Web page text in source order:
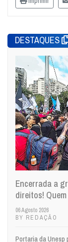
DESTAQUES
Encerrada a
direitos!
06 Agosto 2026
BY REDAÇÃO
Portaria da